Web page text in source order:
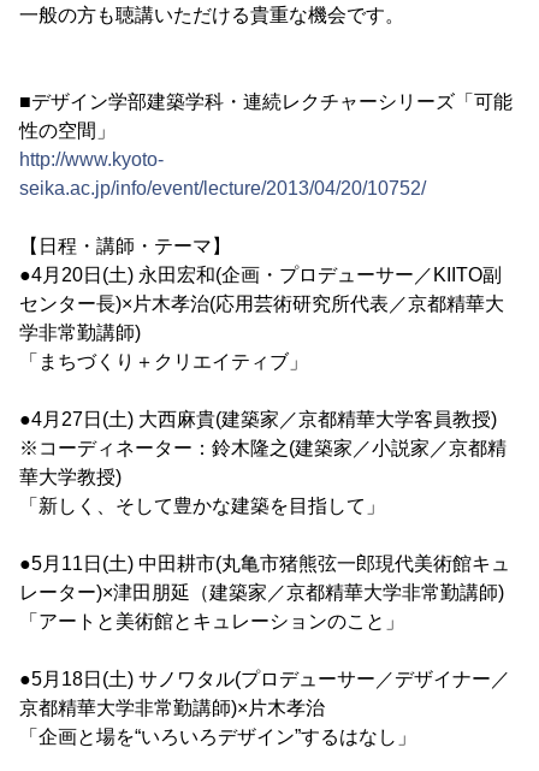
一般の方も聴講いただける貴重な機会です。
■デザイン学部建築学科・連続レクチャーシリーズ「可能
性の空間」
http://www.kyoto-
seika.ac.jp/info/event/lecture/2013/04/20/10752/
【日程・講師・テーマ】
●4月20日(土) 永田宏和(企画・プロデューサー／KIITO副
センター長)×片木孝治(応用芸術研究所代表／京都精華大
学非常勤講師)
「まちづくり＋クリエイティブ」
●4月27日(土) 大西麻貴(建築家／京都精華大学客員教授)
※コーディネーター：鈴木隆之(建築家／小説家／京都精
華大学教授)
「新しく、そして豊かな建築を目指して」
●5月11日(土) 中田耕市(丸亀市猪熊弦一郎現代美術館キュ
レーター)×津田朋延（建築家／京都精華大学非常勤講師)
「アートと美術館とキュレーションのこと」
●5月18日(土) サノワタル(プロデューサー／デザイナー／
京都精華大学非常勤講師)×片木孝治
「企画と場を“いろいろデザイン”するはなし」